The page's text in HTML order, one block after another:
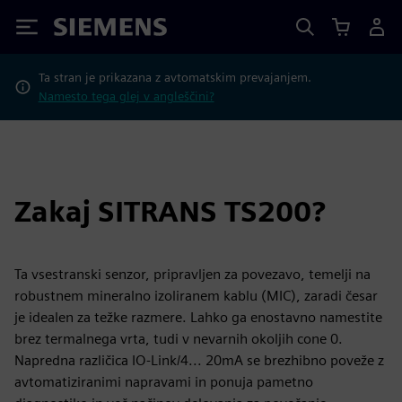
Siemens
Ta stran je prikazana z avtomatskim prevajanjem.
Namesto tega glej v angleščini?
Zakaj SITRANS TS200?
Ta vsestranski senzor, pripravljen za povezavo, temelji na
robustnem mineralno izoliranem kablu (MIC), zaradi česar
je idealen za težke razmere. Lahko ga enostavno namestite
brez termalnega vrta, tudi v nevarnih okoljih cone 0.
Napredna različica IO-Link/4... 20mA se brezhibno poveže z
avtomatiziranimi napravami in ponuja pametno